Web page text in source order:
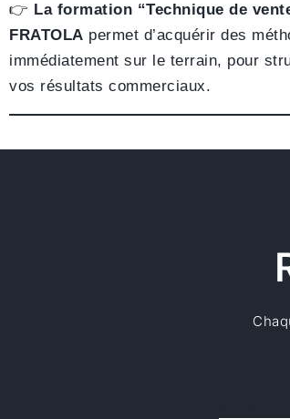
👉 La formation “Technique de
FRATOLA permet d’acquérir des
immédiatement sur le terrain, pour
vos résultats commerciaux.